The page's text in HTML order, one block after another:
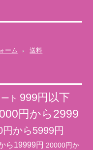
ーム 送料
ト 999円以下
円から2999
円から5999円
ら19999円 20000円か